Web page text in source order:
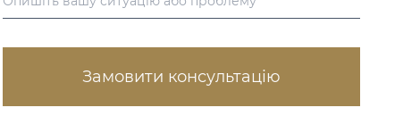
Замовити консультацію